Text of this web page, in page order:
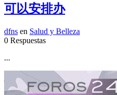
可以安排办
dfns en Salud y Belleza
0 Respuestas
...